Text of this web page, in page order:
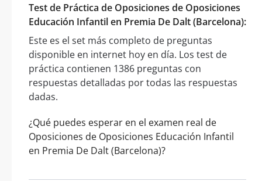
Test de Práctica de Oposiciones de Oposiciones
Educación Infantil en Premia De Dalt (Barcelona):
Este es el set más completo de preguntas
disponible en internet hoy en día. Los test de
práctica contienen 1386 preguntas con
respuestas detalladas por todas las respuestas
dadas.
¿Qué puedes esperar en el examen real de
Oposiciones de Oposiciones Educación Infantil
en Premia De Dalt (Barcelona)?